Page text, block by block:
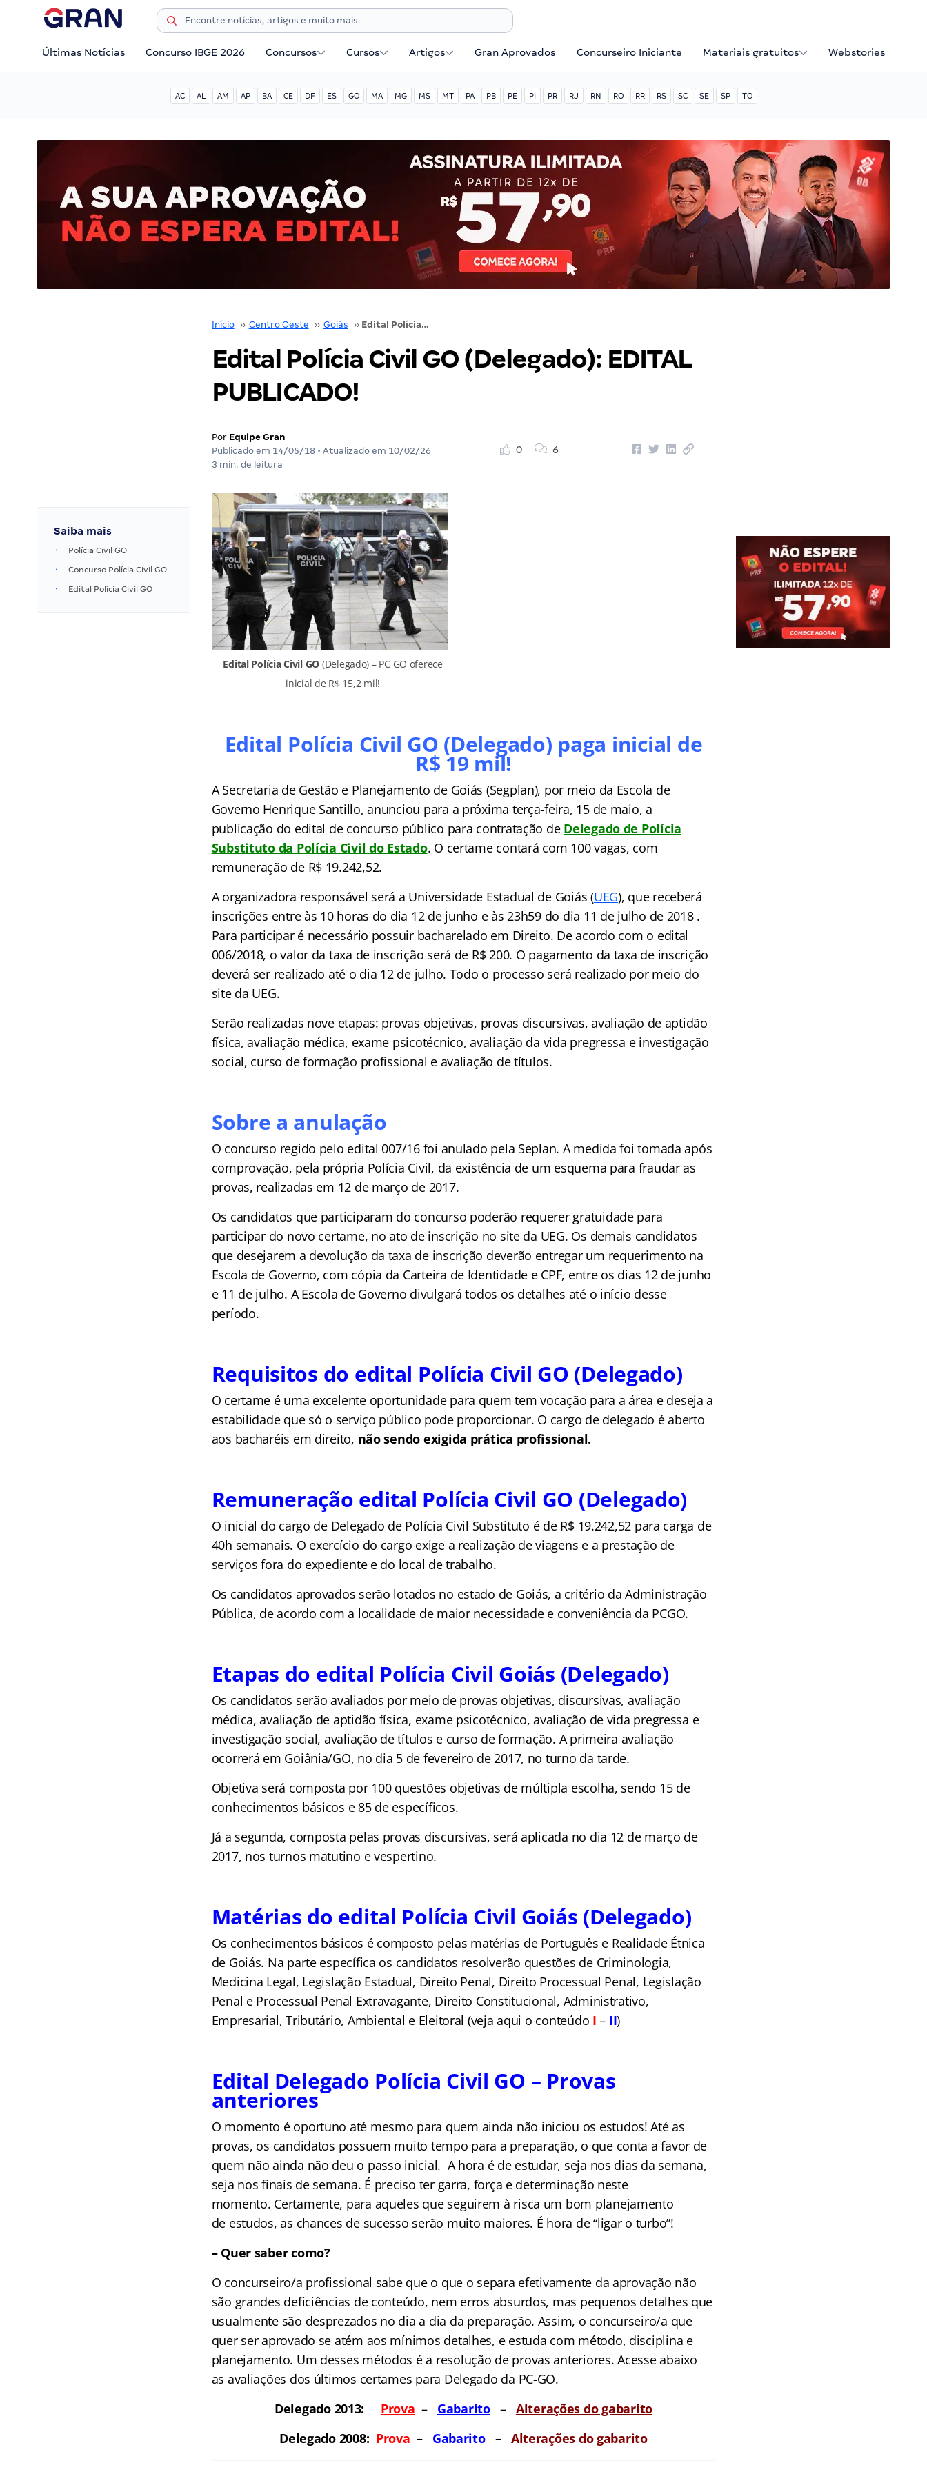
Últimas Notícias Concurso IBGE 2026 Concursos Cursos Artigos Gran Aprovados Concurseiro Iniciante Materiais gratuitos Webstories
AC AL AM AP BA CE DF ES GO MA MG MS MT PA PB PE PI PR RJ RN RO RR RS SC SE SP TO
Início ›› Centro Oeste ›› Goiás ›› Edital Polícia Civil GO (Delegado): EDITAL PUBLICADO!
Edital Polícia Civil GO (Delegado): EDITAL
PUBLICADO!
Por Equipe Gran
Publicado em 14/05/18• Atualizado em 10/02/26
3 min. de leitura
0 6
Saiba mais
Polícia Civil GO
Concurso Polícia Civil GO
Edital Polícia Civil GO
Edital Polícia Civil GO (Delegado) – PC GO oferece
inicial de R$ 15,2 mil!
Edital Polícia Civil GO (Delegado) paga inicial de
R$ 19 mil!
A Secretaria de Gestão e Planejamento de Goiás (Segplan), por meio da Escola de
Governo Henrique Santillo, anunciou para a próxima terça-feira, 15 de maio, a
publicação do edital de concurso público para contratação de Delegado de Polícia
Substituto da Polícia Civil do Estado. O certame contará com 100 vagas, com
remuneração de R$ 19.242,52.
Aorganizadora responsável será a Universidade Estadual de Goiás (UEG), que receberá
inscrições entre às 10 horas do dia 12 de junho e às 23h59 do dia 11 de julho de 2018 .
Para participar é necessário possuir bacharelado em Direito. De acordo com o edital
006/2018, o valor da taxa de inscrição será de R$ 200. O pagamento da taxa de inscrição
deverá ser realizado até o dia 12 de julho. Todo o processo será realizado por meio do
site da UEG.
Serão realizadas nove etapas: provas objetivas, provas discursivas, avaliação de aptidão
física, avaliação médica, exame psicotécnico, avaliação da vida pregressa e investigação
social, curso de formação profissional e avaliação de títulos.
Sobre a anulação
O concurso regido pelo edital 007/16 foi anulado pela Seplan. A medida foi tomada após
comprovação, pela própria Polícia Civil, da existência de um esquema para fraudar as
provas, realizadas em 12 de março de 2017.
Os candidatos que participaram do concurso poderão requerer gratuidade para
participar do novo certame, no ato de inscrição no site da UEG. Os demais candidatos
que desejarem a devolução da taxa de inscrição deverão entregar um requerimento na
Escola de Governo, com cópia da Carteira de Identidade e CPF, entre os dias 12 de junho
e 11 de julho. A Escola de Governo divulgará todos os detalhes até o início desse
período.
Requisitos do edital Polícia Civil GO (Delegado)
O certame é uma excelente oportunidade para quem tem vocação para a área e deseja a
estabilidade que só o serviço público pode proporcionar. O cargo de delegado é aberto
aos bacharéis em direito, não sendo exigida prática profissional.
Remuneração edital Polícia Civil GO (Delegado)
O inicial do cargo de Delegado de Polícia Civil Substituto é de R$ 19.242,52 para carga de
40h semanais. O exercício do cargo exige a realização de viagens e a prestação de
serviços fora do expediente e do local de trabalho.
Os candidatos aprovados serão lotados no estado de Goiás, a critério da Administração
Pública, de acordo com a localidade de maior necessidade e conveniência da PCGO.
Etapas do edital Polícia Civil Goiás (Delegado)
Os candidatos serão avaliados por meio de provas objetivas, discursivas, avaliação
médica, avaliação de aptidão física, exame psicotécnico, avaliação de vida pregressa e
investigação social, avaliação de títulos e curso de formação. A primeira avaliação
ocorrerá em Goiânia/GO, no dia 5 de fevereiro de 2017, no turno da tarde.
Objetiva será composta por 100 questões objetivas de múltipla escolha, sendo 15 de
conhecimentos básicos e 85 de específicos.
Já a segunda, composta pelas provas discursivas, será aplicada no dia 12 de março de
2017, nos turnos matutino e vespertino.
Matérias do edital Polícia Civil Goiás (Delegado)
Os conhecimentos básicos é composto pelas matérias de Português e Realidade Étnica
de Goiás. Na parte específica os candidatos resolverão questões de Criminologia,
Medicina Legal, Legislação Estadual, Direito Penal, Direito Processual Penal, Legislação
Penal e Processual Penal Extravagante, Direito Constitucional, Administrativo,
Empresarial, Tributário, Ambiental e Eleitoral (veja aqui o conteúdo I – II)
Edital Delegado Polícia Civil GO – Provas
anteriores
O momento é oportuno até mesmo para quem ainda não iniciou os estudos! Até as
provas, os candidatos possuem muito tempo para a preparação, o que conta a favor de
quem não ainda não deu o passo inicial. A hora é de estudar, seja nos dias da semana,
seja nos finais de semana. É preciso ter garra, força e determinação neste
momento. Certamente, para aqueles que seguirem à risca um bom planejamento
de estudos, as chances de sucesso serão muito maiores. É hora de “ligar o turbo”!
– Quer saber como?
O concurseiro/a profissional sabe que o que o separa efetivamente da aprovação não
são grandes deficiências de conteúdo, nem erros absurdos, mas pequenos detalhes que
usualmente são desprezados no dia a dia da preparação. Assim, o concurseiro/a que
quer ser aprovado se atém aos mínimos detalhes, e estuda com método, disciplina e
planejamento. Um desses métodos é a resolução de provas anteriores. Acesse abaixo
as avaliações dos últimos certames para Delegado da PC-GO.
Delegado 2013:
Prova – Gabarito– Alterações do gabarito
Delegado 2008: Prova – Gabarito– Alterações do gabarito